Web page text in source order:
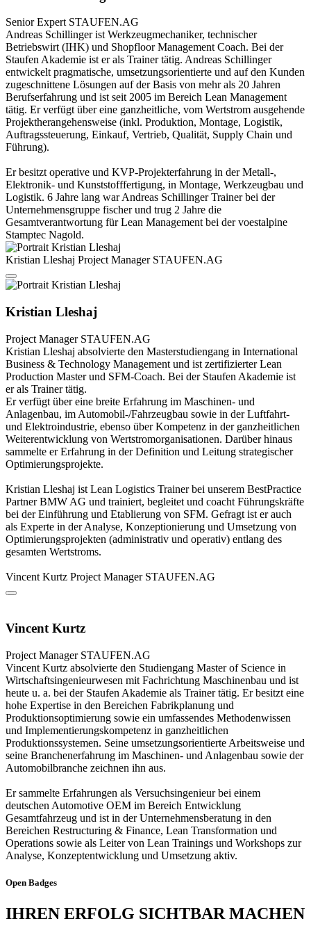
Senior Expert STAUFEN.AG
Andreas Schillinger ist Werkzeugmechaniker, technischer
Betriebswirt (IHK) und Shopfloor Management Coach. Bei der
Staufen Akademie ist er als Trainer tätig. Andreas Schillinger
entwickelt pragmatische, umsetzungsorientierte und auf den Kunden
zugeschnittene Lösungen auf der Basis von mehr als 20 Jahren
Berufserfahrung und ist seit 2005 im Bereich Lean Management
tätig. Er verfügt über eine ganzheitliche, vom Wertstrom ausgehende
Projektherangehensweise (inkl. Produktion, Montage, Logistik,
Auftragssteuerung, Einkauf, Vertrieb, Qualität, Supply Chain und
Führung).
Er besitzt operative und KVP-Projekterfahrung in der Metall-,
Elektronik- und Kunststofffertigung, in Montage, Werkzeugbau und
Logistik. 6 Jahre lang war Andreas Schillinger Trainer bei der
Unternehmensgruppe fischer und trug 2 Jahre die
Gesamtverantwortung für Lean Management bei der voestalpine
Stamptec Nagold.
Kristian Lleshaj Project Manager STAUFEN.AG
Kristian Lleshaj
Project Manager STAUFEN.AG
Kristian Lleshaj absolvierte den Masterstudiengang in International
Business & Technology Management und ist zertifizierter Lean
Production Master und SFM-Coach. Bei der Staufen Akademie ist
er als Trainer tätig.
Er verfügt über eine breite Erfahrung im Maschinen- und
Anlagenbau, im Automobil-/Fahrzeugbau sowie in der Luftfahrt-
und Elektroindustrie, ebenso über Kompetenz in der ganzheitlichen
Weiterentwicklung von Wertstromorganisationen. Darüber hinaus
sammelte er Erfahrung in der Definition und Leitung strategischer
Optimierungsprojekte.
Kristian Lleshaj ist Lean Logistics Trainer bei unserem BestPractice
Partner BMW AG und trainiert, begleitet und coacht Führungskräfte
bei der Einführung und Etablierung von SFM. Gefragt ist er auch
als Experte in der Analyse, Konzeptionierung und Umsetzung von
Optimierungsprojekten (administrativ und operativ) entlang des
gesamten Wertstroms.
Vincent Kurtz Project Manager STAUFEN.AG
Vincent Kurtz
Project Manager STAUFEN.AG
Vincent Kurtz absolvierte den Studiengang Master of Science in
Wirtschaftsingenieurwesen mit Fachrichtung Maschinenbau und ist
heute u. a. bei der Staufen Akademie als Trainer tätig. Er besitzt eine
hohe Expertise in den Bereichen Fabrikplanung und
Produktionsoptimierung sowie ein umfassendes Methodenwissen
und Implementierungskompetenz in ganzheitlichen
Produktionssystemen. Seine umsetzungsorientierte Arbeitsweise und
seine Branchenerfahrung im Maschinen- und Anlagenbau sowie der
Automobilbranche zeichnen ihn aus.
Er sammelte Erfahrungen als Versuchsingenieur bei einem
deutschen Automotive OEM im Bereich Entwicklung
Gesamtfahrzeug und ist in der Unternehmensberatung in den
Bereichen Restructuring & Finance, Lean Transformation und
Operations sowie als Leiter von Lean Trainings und Workshops zur
Analyse, Konzeptentwicklung und Umsetzung aktiv.
Open Badges
IHREN ERFOLG SICHTBAR MACHEN